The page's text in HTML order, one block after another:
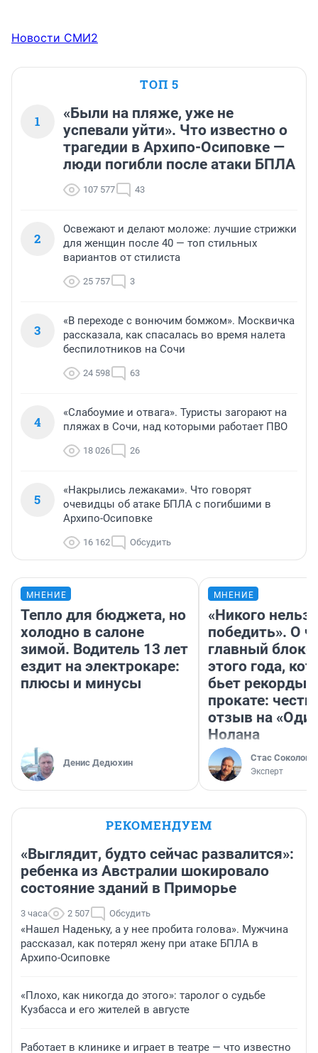
Новости СМИ2
ТОП 5
1
«Были на пляже, уже не
успевали уйти». Что известно о
трагедии в Архипо-Осиповке —
люди погибли после атаки БПЛА
107 577 43
2
Освежают и делают моложе: лучшие стрижки
для женщин после 40 — топ стильных
вариантов от стилиста
25 757 3
3
«В переходе с вонючим бомжом». Москвичка
рассказала, как спасалась во время налета
беспилотников на Сочи
24 598 63
4
«Слабоумие и отвага». Туристы загорают на
пляжах в Сочи, над которыми работает ПВО
18 026 26
5
«Накрылись лежаками». Что говорят
очевидцы об атаке БПЛА с погибшими в
Архипо-Осиповке
16 162 Обсудить
МНЕНИЕ
Тепло для бюджета, но
холодно в салоне
зимой. Водитель 13 лет
ездит на электрокаре:
плюсы и минусы
Денис Дедюхин
МНЕНИЕ
«Никого нельзя
победить». О
главный
этого года,
бьет рекорды в
прокате:
отзыв на
Нолана
Стас Соколов
Эксперт
РЕКОМЕНДУЕМ
«Выглядит, будто сейчас развалится»:
ребенка из Австралии шокировало
состояние зданий в Приморье
3 часа 2 507 Обсудить
«Нашел Наденьку, а у нее пробита голова». Мужчина
рассказал, как потерял жену при атаке БПЛА в
Архипо-Осиповке
«Плохо, как никогда до этого»: таролог о судьбе
Кузбасса и его жителей в августе
Работает в клинике и играет в театре — что известно